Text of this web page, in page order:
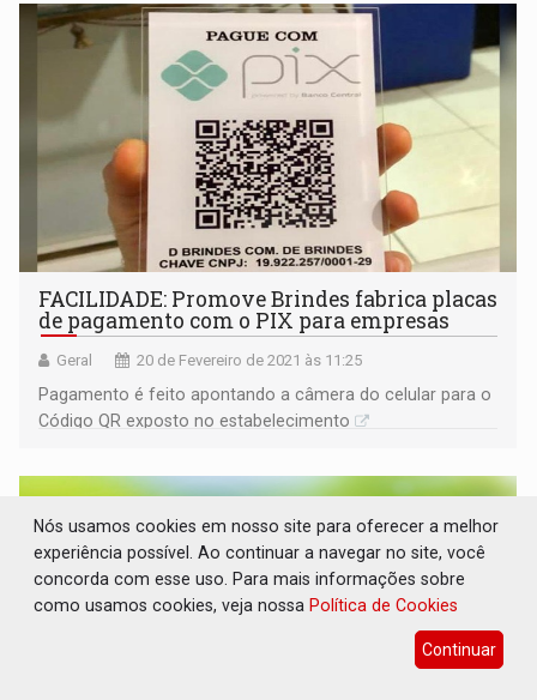
FACILIDADE: Promove Brindes fabrica placas
de pagamento com o PIX para empresas
Geral 20 de Fevereiro de 2021 às 11:25
Pagamento é feito apontando a câmera do celular para o
Código QR exposto no estabelecimento
Nós usamos cookies em nosso site para oferecer a melhor
experiência possível. Ao continuar a navegar no site, você
concorda com esse uso. Para mais informações sobre
como usamos cookies, veja nossa Política de Cookies
Continuar